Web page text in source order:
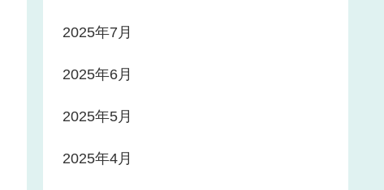
2025年7月
2025年6月
2025年5月
2025年4月